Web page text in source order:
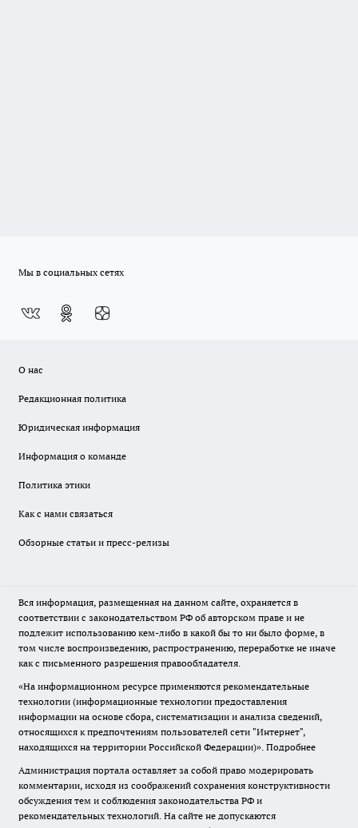
Мы в социальных сетях
О нас
Редакционная политика
Юридическая информация
Информация о команде
Политика этики
Как с нами связаться
Обзорные статьи и пресс-релизы
Вся информация, размещенная на данном сайте, охраняется в
соответствии с законодательством РФ об авторском праве и не
подлежит использованию кем-либо в какой бы то ни было форме, в
том числе воспроизведению, распространению, переработке не иначе
как с письменного разрешения правообладателя.
«На информационном ресурсе применяются рекомендательные
технологии (информационные технологии предоставления
информации на основе сбора, систематизации и анализа сведений,
относящихся к предпочтениям пользователей сети "Интернет",
находящихся на территории Российской Федерации)». Подробнее
Администрация портала оставляет за собой право модерировать
комментарии, исходя из соображений сохранения конструктивности
обсуждения тем и соблюдения законодательства РФ и
рекомендательных технологий. На сайте не допускаются